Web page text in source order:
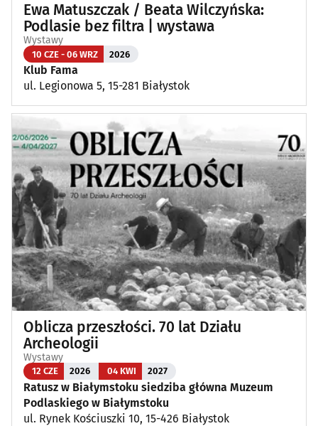
Ewa Matuszczak / Beata Wilczyńska:
Podlasie bez filtra | wystawa
Wystawy
10 CZE - 06 WRZ 2026
Klub Fama
ul. Legionowa 5, 15-281 Białystok
Oblicza przeszłości. 70 lat Działu
Archeologii
Wystawy
12 CZE 2026 04 KWI 2027
Ratusz w Białymstoku siedziba główna Muzeum
Podlaskiego w Białymstoku
ul. Rynek Kościuszki 10, 15-426 Białystok